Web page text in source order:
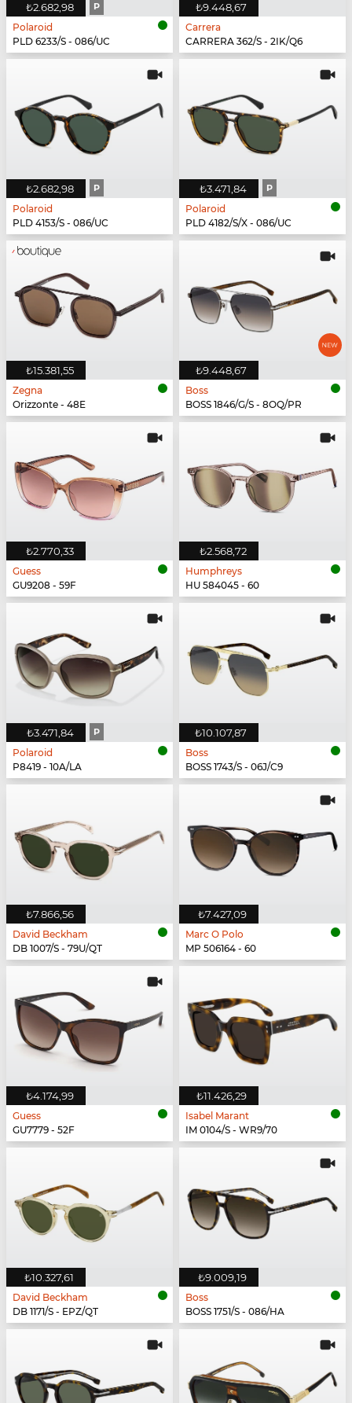
₺2.682,98 P
Polaroid
PLD 6233/S - 086/UC
₺9.448,67
Carrera
CARRERA 362/S - 2IK/Q6
₺2.682,98 P
Polaroid
PLD 4153/S - 086/UC
₺3.471,84 P
Polaroid
PLD 4182/S/X - 086/UC
₺15.381,55
Zegna
Orizzonte - 48E
₺9.448,67
Boss
BOSS 1846/G/S - 8OQ/PR
₺2.770,33
Guess
GU9208 - 59F
₺2.568,72
Humphreys
HU 584045 - 60
₺3.471,84 P
Polaroid
P8419 - 10A/LA
₺10.107,87
Boss
BOSS 1743/S - 06J/C9
₺7.866,56
David Beckham
DB 1007/S - 79U/QT
₺7.427,09
Marc O Polo
MP 506164 - 60
₺4.174,99
Guess
GU7779 - 52F
₺11.426,29
Isabel Marant
IM 0104/S - WR9/70
₺10.327,61
David Beckham
DB 1171/S - EPZ/QT
₺9.009,19
Boss
BOSS 1751/S - 086/HA